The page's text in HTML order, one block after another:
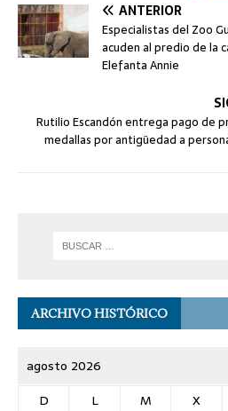
ANTERIOR
Especialistas del Zoo
acuden al predio de la
Elefanta Annie
Rutilio Escandón entrega pago de
medallas por antigüedad a
ARCHIVO HISTÓRICO
agosto 2026
D
L M X